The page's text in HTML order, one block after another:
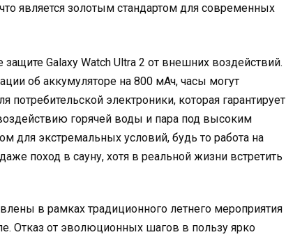
является золотым стандартом для современных
Galaxy Watch Ultra 2 от внешних воздействий.
об аккумуляторе на 800 мАч, часы могут
электроники, которая гарантирует
горячей воды и пара под высоким
для экстремальных условий, будь то работа на
поход в сауну, хотя в реальной жизни встретить
в рамках традиционного летнего мероприятия
Отказ от эволюционных шагов в пользу ярко